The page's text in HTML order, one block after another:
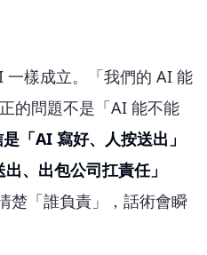
一樣成立。「我們的 AI 能
的問題不是「AI 能不能
「AI 寫好、人按送出」
、出包公司扛責任」
楚「誰負責」，話術會瞬